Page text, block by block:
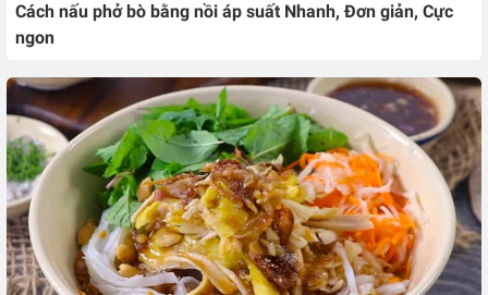
Cách nấu phở bò bằng nồi áp suất Nhanh, Đơn giản, Cực
ngon